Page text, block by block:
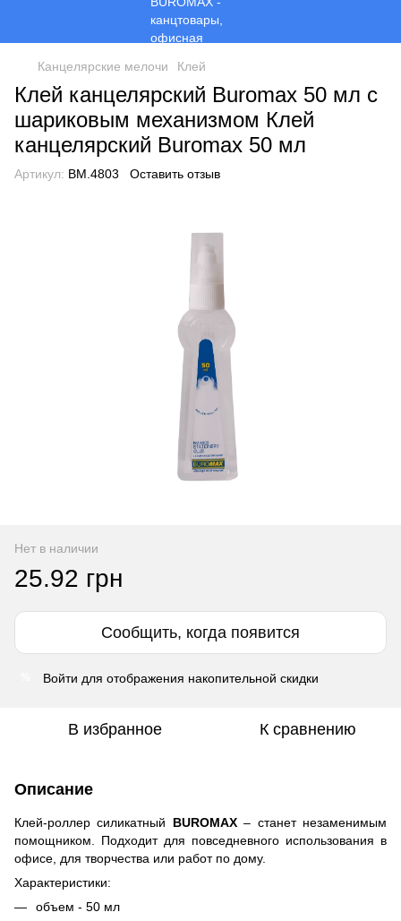
Канцелярские мелочи Клей
Клей канцелярский Buromax 50 мл с
шариковым механизмом Клей
канцелярский Buromax 50 мл
Артикул: BM.4803 Оставить отзыв
Нет в наличии
25.92 грн
Сообщить, когда появится
Войти для отображения накопительной скидки
В избранное К сравнению
Описание
Клей-роллер силикатный BUROMAX– станет незаменимым
помощником. Подходит для повседневного использования в
офисе, для творчества или работ по дому.
Характеристики:
объем - 50 мл